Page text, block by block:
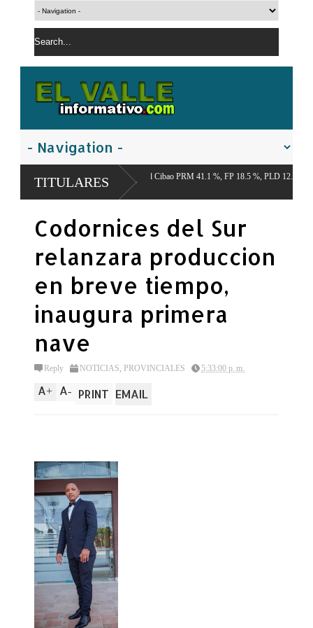
TITULARES
Económico del Cibao PRM 41.1 %, FP 18.5 %, PLD 12.9 %,
Codornices del Sur
relanzara produccion
en breve tiempo,
inaugura primera
nave
Reply NOTICIAS, PROVINCIALES 5:33:00 p. m.
A+ A- PRINT EMAIL